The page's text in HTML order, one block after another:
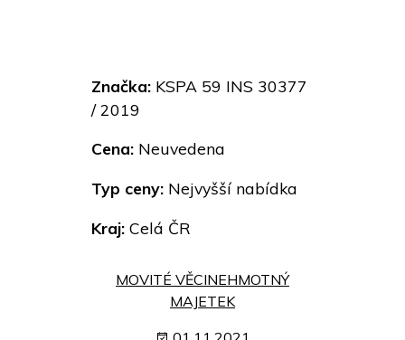
Značka: KSPA 59 INS 30377
/ 2019
Cena: Neuvedena
Typ ceny: Nejvyšší nabídka
Kraj: Celá ČR
MOVITÉ VĚCINEHMOTNÝ
MAJETEK